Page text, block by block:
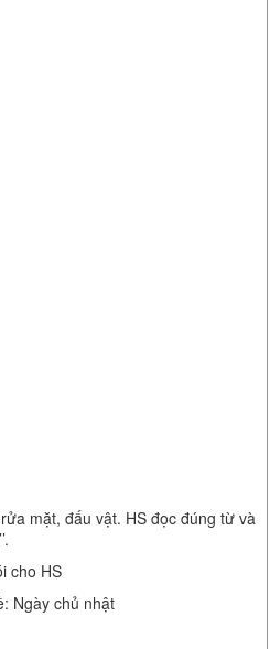
mặt, đấu vật. HS đọc đúng từ và
cho HS
Ngày chủ nhật